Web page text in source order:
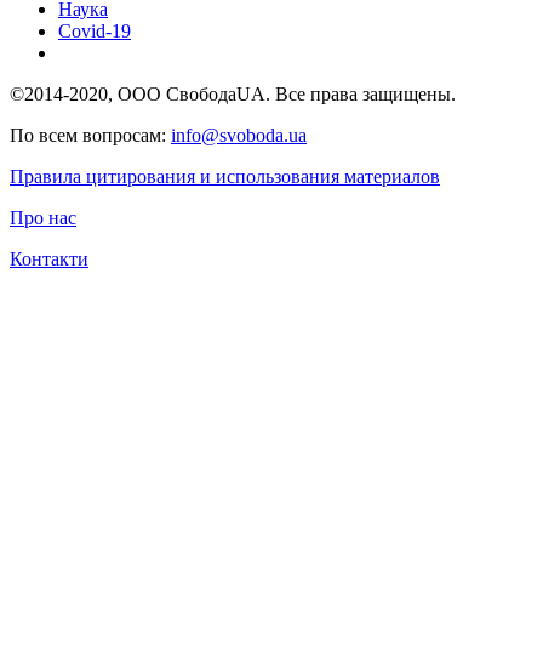
Наука
Covid-19
©2014-2020, ООО СвободаUA. Все права защищены.
По всем вопросам: info@svoboda.ua
Правила цитирования и использования материалов
Про нас
Контакти